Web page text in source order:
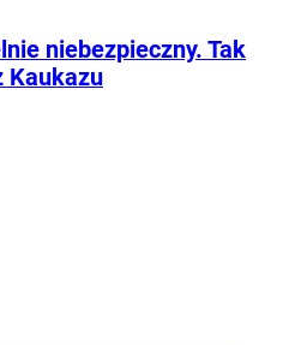
niebezpieczny. Tak
Kaukazu